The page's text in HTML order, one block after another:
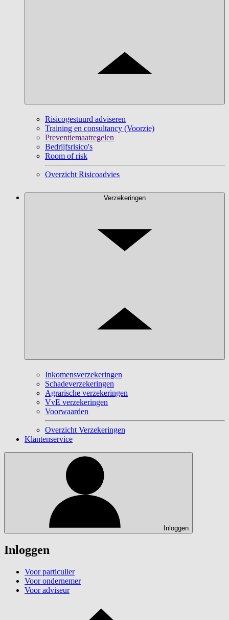
Risicogestuurd adviseren
Training en consultancy (Voorzie)
Preventiemaatregelen
Bedrijfsrisico's
Room of risk
Overzicht Risicoadvies
Verzekeringen
Inkomensverzekeringen
Schadeverzekeringen
Agrarische verzekeringen
VvE verzekeringen
Voorwaarden
Overzicht Verzekeringen
Klantenservice
Inloggen
Inloggen
Voor particulier
Voor ondernemer
Voor adviseur